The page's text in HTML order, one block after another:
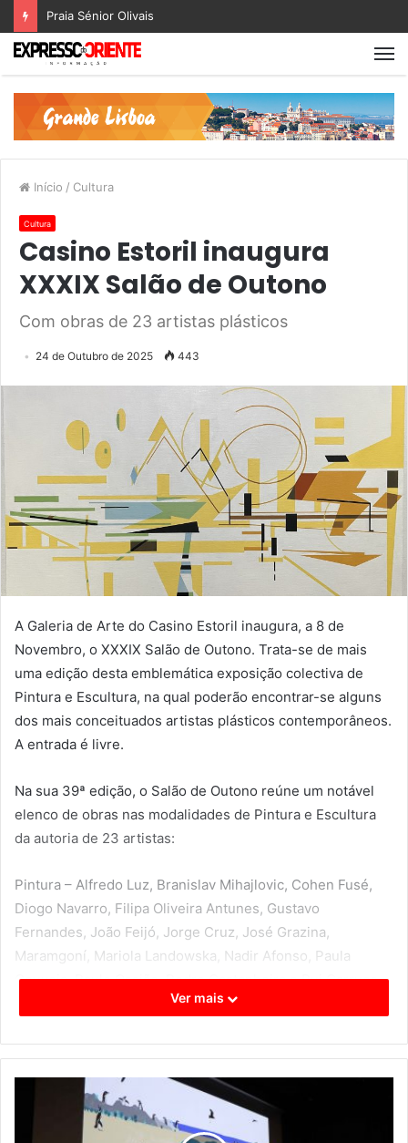
Praia Sénior Olivais
Início / Cultura
Cultura
Casino Estoril inaugura
XXXIX Salão de Outono
Com obras de 23 artistas plásticos
24 de Outubro de 2025 443
A Galeria de Arte do Casino Estoril inaugura, a 8 de
Novembro, o XXXIX Salão de Outono. Trata-se de mais
uma edição desta emblemática exposição colectiva de
Pintura e Escultura, na qual poderão encontrar-se alguns
dos mais conceituados artistas plásticos contemporâneos.
A entrada é livre.
Na sua 39ª edição, o Salão de Outono reúne um notável
elenco de obras nas modalidades de Pintura e Escultura
da autoria de 23 artistas:
Pintura – Alfredo Luz, Branislav Mihajlovic, Cohen Fusé,
Diogo Navarro, Filipa Oliveira Antunes, Gustavo
Fernandes, João Feijó, Jorge Cruz, José Grazina,
Maramgoní, Mariola Landowska, Nadir Afonso, Paula
Gouveia, Paulo Ossião, Pedro Castanheira e Rui Carruço.
Ver mais